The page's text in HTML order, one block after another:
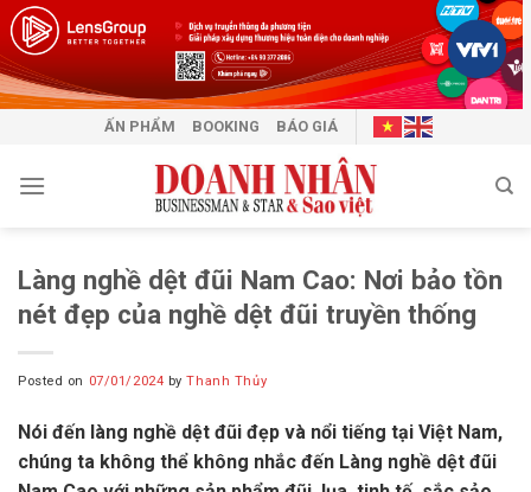
Skip
to
content
ẤN PHẨM BOOKING BÁO GIÁ
Làng nghề dệt đũi Nam Cao: Nơi bảo tồn
nét đẹp của nghề dệt đũi truyền thống
Posted on 07/01/2024 byThanh Thủy
Nói đến làng nghề dệt đũi đẹp và nổi tiếng tại Việt Nam,
chúng ta không thể không nhắc đến Làng nghề dệt đũi